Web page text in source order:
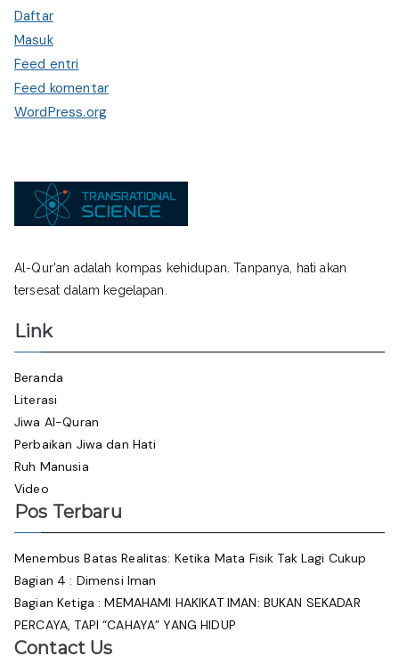
Daftar
Masuk
Feed entri
Feed komentar
WordPress.org
Al-Qur'an adalah kompas kehidupan. Tanpanya, hati akan
tersesat dalam kegelapan.
Link
Beranda
Literasi
Jiwa Al-Quran
Perbaikan Jiwa dan Hati
Ruh Manusia
Video
Pos Terbaru
Menembus Batas Realitas: Ketika Mata Fisik Tak Lagi Cukup
Bagian 4 : Dimensi Iman
Bagian Ketiga : MEMAHAMI HAKIKAT IMAN: BUKAN SEKADAR
PERCAYA, TAPI “CAHAYA” YANG HIDUP
Contact Us